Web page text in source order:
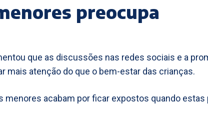
preocupa
que as discussões nas redes sociais e a
mais atenção do que o bem-estar das crianças.
menores acabam por ficar expostos quando estas